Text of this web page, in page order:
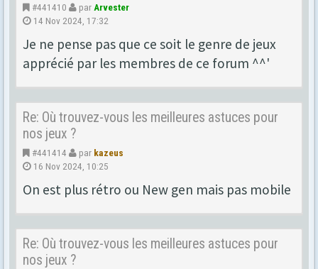
#441410 par Arvester
14 Nov 2024, 17:32
Je ne pense pas que ce soit le genre de jeux
apprécié par les membres de ce forum ^^'
Re: Où trouvez-vous les meilleures astuces pour
nos jeux ?
#441414 par kazeus
16 Nov 2024, 10:25
On est plus rétro ou New gen mais pas mobile
Re: Où trouvez-vous les meilleures astuces pour
nos jeux ?